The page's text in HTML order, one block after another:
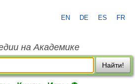
EN DE ES FR
на Академике
Найти!